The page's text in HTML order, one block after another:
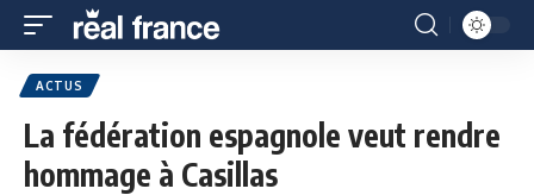
ACTUS
La fédération espagnole veut rendre
hommage à Casillas